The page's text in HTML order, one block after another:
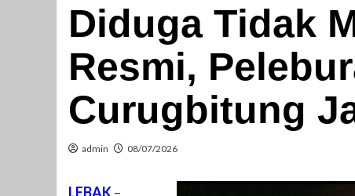
​Diduga Tidak
Resmi,
Curugbitung
admin 08/07/2026
LEBAK–